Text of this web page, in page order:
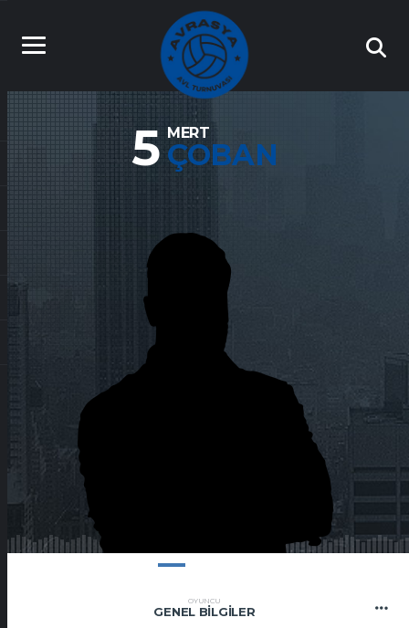
5 MERT
ÇOBAN
OYUNCU
GENEL BILGILER